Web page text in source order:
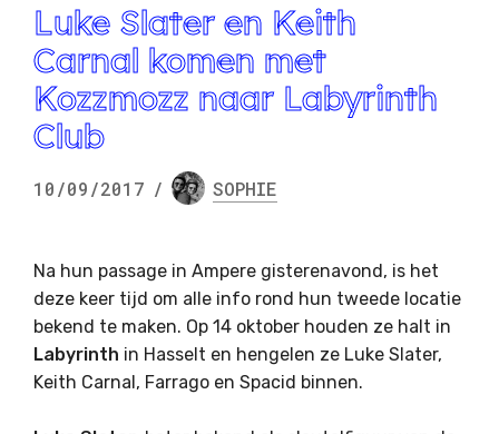
Luke Slater en Keith
Carnal komen met
Kozzmozz naar Labyrinth
Club
10/09/2017 / SOPHIE
Na hun passage in Ampere gisterenavond, is het
deze keer tijd om alle info rond hun tweede locatie
bekend te maken. Op 14 oktober houden ze halt in
Labyrinth in Hasselt en hengelen ze Luke Slater,
Keith Carnal, Farrago en Spacid binnen.